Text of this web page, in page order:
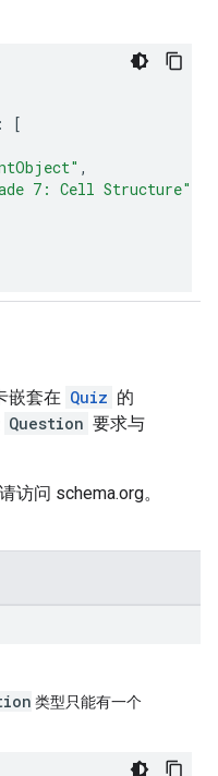
:
[
,
7: Cell Structure"
嵌套在 Quiz 的
Question 要求与
访问 schema.org。
类型只能有一个